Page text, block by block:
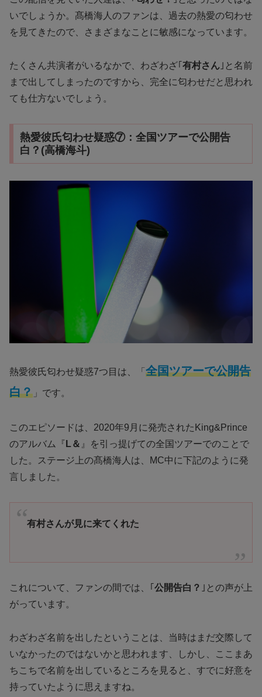
いでしょうか。髙橋海人のファンは、過去の熱愛の匂わせ
を見てきたので、さまざまなことに敏感になっています。
たくさん共演者がいるなかで、わざわざ｢ 有村さん ｣と名前
まで出してしまったのですから、完全に匂わせだと思われ
ても仕方ないでしょう。
熱愛彼氏匂わせ疑惑⑦：全国ツアーで公開告
白？(高橋海斗)
熱愛彼氏匂わせ疑惑7つ目は、「 全国ツアーで公開告
白？ 」です。
このエピソードは、2020年9月に発売されたKing&Prince
のアルバム『 L＆ 』を引っ提げての全国ツアーでのことで
した。ステージ上の髙橋海人は、MC中に下記のように発
言しました。
有村さんが見に来てくれた
これについて、ファンの間では、｢ 公開告白？ ｣との声が上
がっています。
わざわざ名前を出したということは、当時はまだ交際して
いなかったのではないかと思われます、しかし、ここまあ
ちこちで名前を出しているところを見ると、すでに好意を
持っていたように思えますね。